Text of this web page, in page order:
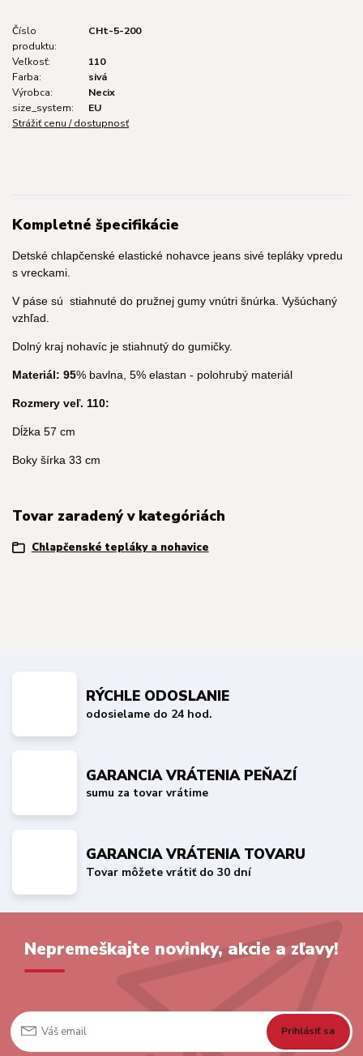
Číslo
produktu:
CHt-5-200
Veľkosť:
110
Farba:
sivá
Výrobca:
Necix
size_system:
EU
Strážiť cenu / dostupnosť
Kompletné špecifikácie
Detské chlapčenské elastické nohavce jeans sivé tepláky vpredu
s vreckami.
V páse sú stiahnuté do pružnej gumy vnútri šnúrka. Vyšúchaný
vzhľad.
Dolný kraj nohavíc je stiahnutý do gumičky.
Materiál: 95% bavlna, 5% elastan - polohrubý materiál
Rozmery veľ. 110:
Dĺžka 57 cm
Boky šírka 33 cm
Tovar zaradený v kategóriách
Chlapčenské tepláky a nohavice
RÝCHLE ODOSLANIE
odosielame do 24 hod.
GARANCIA VRÁTENIA PEŇAZÍ
sumu za tovar vrátime
GARANCIA VRÁTENIA TOVARU
Tovar môžete vrátiť do 30 dní
Nepremeškajte novinky, akcie a zľavy!
Prihlásiť sa